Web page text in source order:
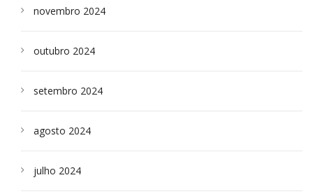
novembro 2024
outubro 2024
setembro 2024
agosto 2024
julho 2024